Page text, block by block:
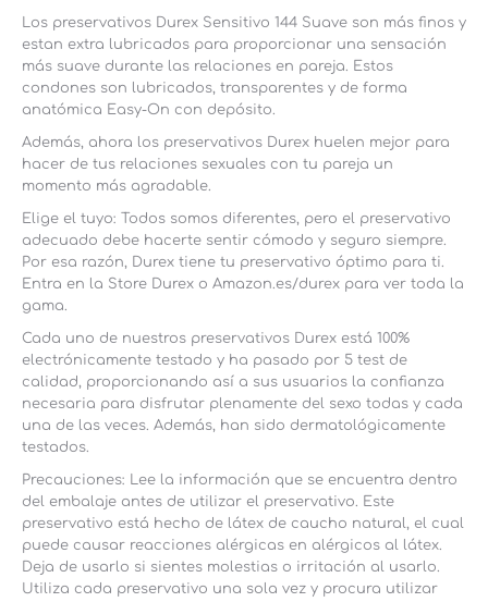
Los preservativos Durex Sensitivo 144 Suave son más finos y
estan extra lubricados para proporcionar una sensación
más suave durante las relaciones en pareja. Estos
condones son lubricados, transparentes y de forma
anatómica Easy-On con depósito.
Además, ahora los preservativos Durex huelen mejor para
hacer de tus relaciones sexuales con tu pareja un
momento más agradable.
Elige el tuyo: Todos somos diferentes, pero el preservativo
adecuado debe hacerte sentir cómodo y seguro siempre.
Por esa razón, Durex tiene tu preservativo óptimo para ti.
Entra en la Store Durex o Amazon.es/durex para ver toda la
gama.
Cada uno de nuestros preservativos Durex está 100%
electrónicamente testado y ha pasado por 5 test de
calidad, proporcionando así a sus usuarios la confianza
necesaria para disfrutar plenamente del sexo todas y cada
una de las veces. Además, han sido dermatológicamente
testados.
Precauciones: Lee la información que se encuentra dentro
del embalaje antes de utilizar el preservativo. Este
preservativo está hecho de látex de caucho natural, el cual
puede causar reacciones alérgicas en alérgicos al látex.
Deja de usarlo si sientes molestias o irritación al usarlo.
Utiliza cada preservativo una sola vez y procura utilizar